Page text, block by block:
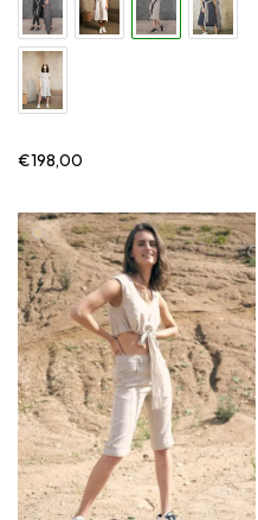
€198,00